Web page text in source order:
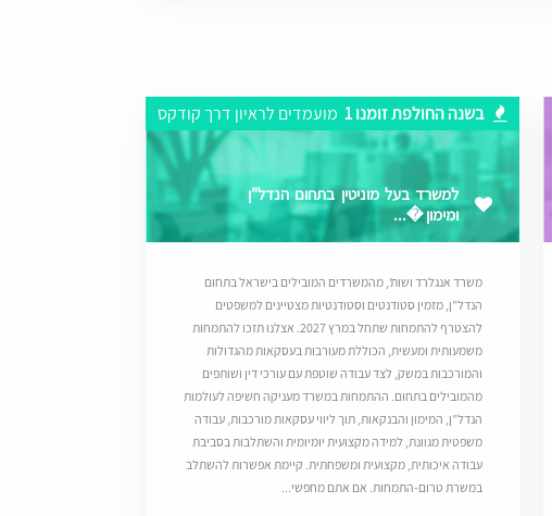
בשנה החולפת זומנו 1 מועמדים לראיון דרך קודקס
למשרד בעל מוניטין בתחום הנדל"ן
ומימון �...
משרד אנגלרד ושות’, מהמשרדים המובילים בישראל בתחום
הנדל”ן, מזמין סטודנטים וסטודנטיות מצטיינים למשפטים
להצטרף להתמחות שתחל במרץ 2027. אצלנו תזכו להתמחות
משמעותית ומעשית, הכוללת מעורבות בעסקאות מהגדולות
והמורכבות במשק, לצד עבודה שוטפת עם עורכי דין ושותפים
מהמובילים בתחום. ההתמחות במשרד מעניקה חשיפה לעולמות
הנדל”ן, המימון והבנקאות, תוך ליווי עסקאות מורכבות, עבודה
משפטית מגוונת, למידה מקצועית יומיומית והשתלבות בסביבת
עבודה איכותית, מקצועית ומשפחתית. קיימת אפשרות להשתלב
במשרת טרום-התמחות. אם אתם מחפשי...